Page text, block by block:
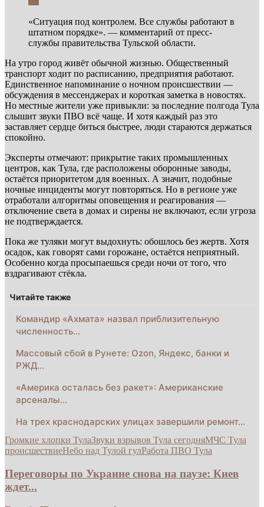
«Ситуация под контролем. Все службы работают в
штатном порядке». — комментарий от пресс-
службы правительства Тульской области.
На утро город живёт обычной жизнью. Общественный
транспорт ходит по расписанию, предприятия работают.
Единственное напоминание о ночном происшествии —
обсуждения в мессенджерах и короткая заметка в новостях.
Но местные жители уже привыкли: за последние полгода Тула
слышит звуки ПВО всё чаще. И хотя каждый раз это
заставляет сердце биться быстрее, люди стараются держаться
спокойно.
Эксперты отмечают: прикрытие таких промышленных
центров, как Тула, где расположены оборонные заводы,
остаётся приоритетом для военных. А значит, подобные
ночные инциденты могут повторяться. Но в регионе уже
отработали алгоритмы оповещения и реагирования —
отключение света в домах и сирены не включают, если угроза
не подтверждается.
Пока же туляки могут выдохнуть: обошлось без жертв. Хотя
осадок, как говорят сами горожане, остаётся неприятный.
Особенно когда просыпаешься среди ночи от того, что
вздрагивают стёкла.
Читайте также
Командир «Ахмата» назвал приблизительную
численность…
Массовый сбой в Рунете: Ozon, Яндекс, банки и
РЖД…
«Америка осталась без ракет»: Американские
арсеналы…
На трех краснодарских улицах завершили ремонт…
Громкие хлопки ТулаЗвуки взрывов Тула сегодняМЧС Тула
происшествиеНебо над Тулой гулРабота ПВО Тула
Переговоры по Украине снова на паузе: Киев
ждет...